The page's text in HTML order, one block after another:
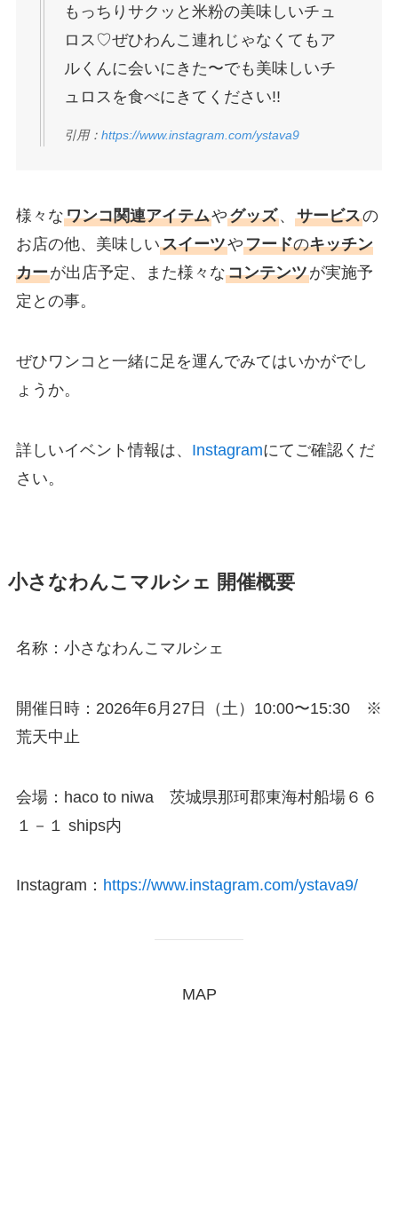
もっちりサクッと米粉の美味しいチュ
ロス♡ぜひわんこ連れじゃなくてもア
ルくんに会いにきた〜でも美味しいチ
ュロスを食べにきてください!!
引用： https://www.instagram.com/ystava9
様々なワンコ関連アイテムやグッズ、 サービスの
お店の他、美味しいスイーツやフードのキッチン
カーが出店予定、また様々なコンテンツが実施予
定との事。
ぜひワンコと一緒に足を運んでみてはいかがでし
ょうか。
詳しいイベント情報は、 Instagramにてご確認くだ
さい。
小さなわんこマルシェ 開催概要
名称：小さなわんこマルシェ
開催日時：2026年6月27日（土）10:00〜15:30 ※
荒天中止
会場：haco to niwa 茨城県那珂郡東海村船場６６
１－１ ships内
Instagram： https://www.instagram.com/ystava9/
MAP